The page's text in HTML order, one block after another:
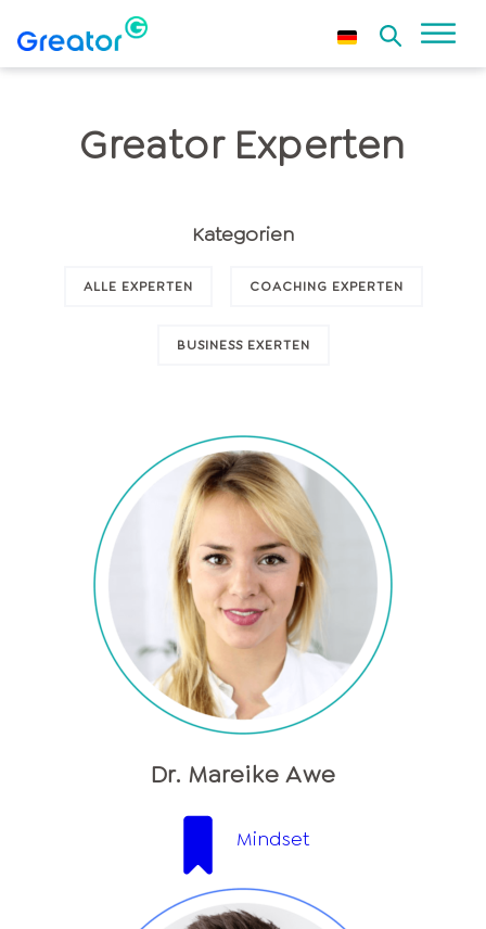
Greator Experten
Kategorien
ALLE EXPERTEN COACHING EXPERTEN
BUSINESS EXERTEN
Dr. Mareike Awe
Mindset